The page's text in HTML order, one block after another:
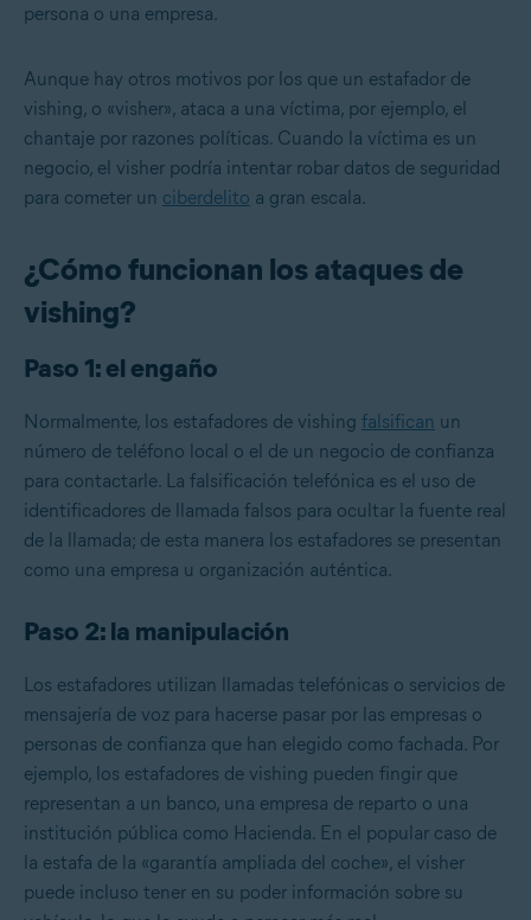
persona o una empresa.
Aunque hay otros motivos por los que un estafador de
vishing, o «visher», ataca a una víctima, por ejemplo, el
chantaje por razones políticas. Cuando la víctima es un
negocio, el visher podría intentar robar datos de seguridad
para cometer un ciberdelito a gran escala.
¿Cómo funcionan los ataques de
vishing?
Paso 1: el engaño
Normalmente, los estafadores de vishing falsifican un
número de teléfono local o el de un negocio de confianza
para contactarle. La falsificación telefónica es el uso de
identificadores de llamada falsos para ocultar la fuente real
de la llamada; de esta manera los estafadores se presentan
como una empresa u organización auténtica.
Paso 2: la manipulación
Los estafadores utilizan llamadas telefónicas o servicios de
mensajería de voz para hacerse pasar por las empresas o
personas de confianza que han elegido como fachada. Por
ejemplo, los estafadores de vishing pueden fingir que
representan a un banco, una empresa de reparto o una
institución pública como Hacienda. En el popular caso de
la estafa de la «garantía ampliada del coche», el visher
puede incluso tener en su poder información sobre su